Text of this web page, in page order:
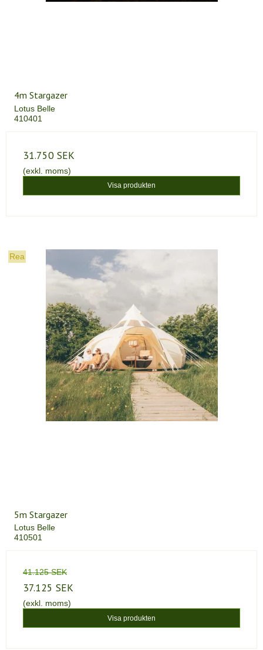
4m Stargazer
Lotus Belle
410401
31.750 SEK
(exkl. moms)
Visa produkten
Rea
5m Stargazer
Lotus Belle
410501
41.125 SEK
37.125 SEK
(exkl. moms)
Visa produkten